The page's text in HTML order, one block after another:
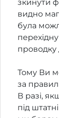
зкинути
видно
була
проводку
Тому Ви
за
В разі,
під